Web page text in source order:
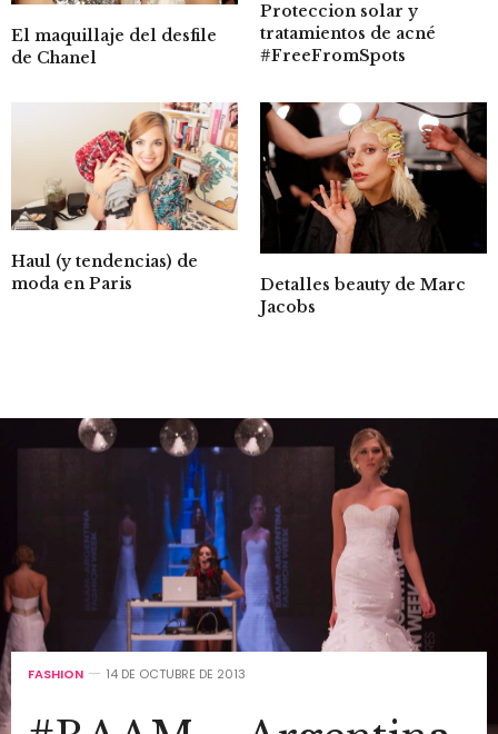
El maquillaje del desfile
de Chanel
Proteccion solar y
tratamientos de acné
#FreeFromSpots
Haul (y tendencias) de
moda en Paris
Detalles beauty de Marc
Jacobs
FASHION 14 DE OCTUBRE DE 2013